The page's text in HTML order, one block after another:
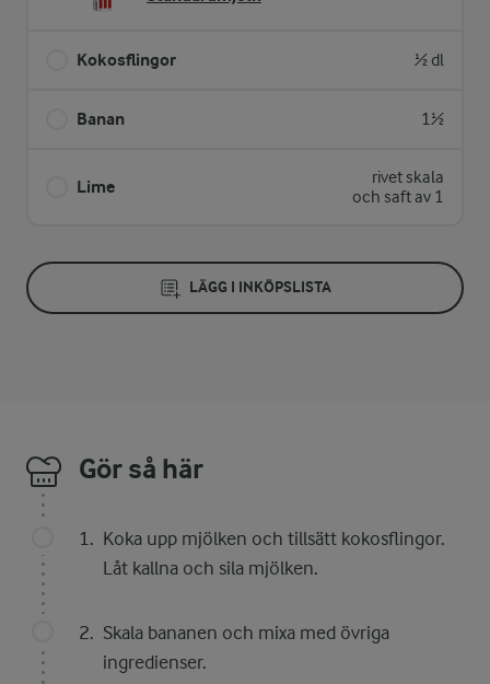
Kokosflingor ½ dl
Banan 1½
Lime
rivet skala
och saft av 1
LÄGG I INKÖPSLISTA
Gör så här
Koka upp mjölken och tillsätt kokosflingor.
Låt kallna och sila mjölken.
Skala bananen och mixa med övriga
ingredienser.